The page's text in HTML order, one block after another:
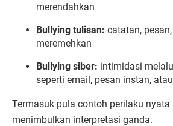
merendahkan
Bullying tulisan: catatan,
meremehkan
Bullying siber: intimidasi
seperti email, pesan instan,
Termasuk pula contoh perilaku nyata
menimbulkan interpretasi ganda.